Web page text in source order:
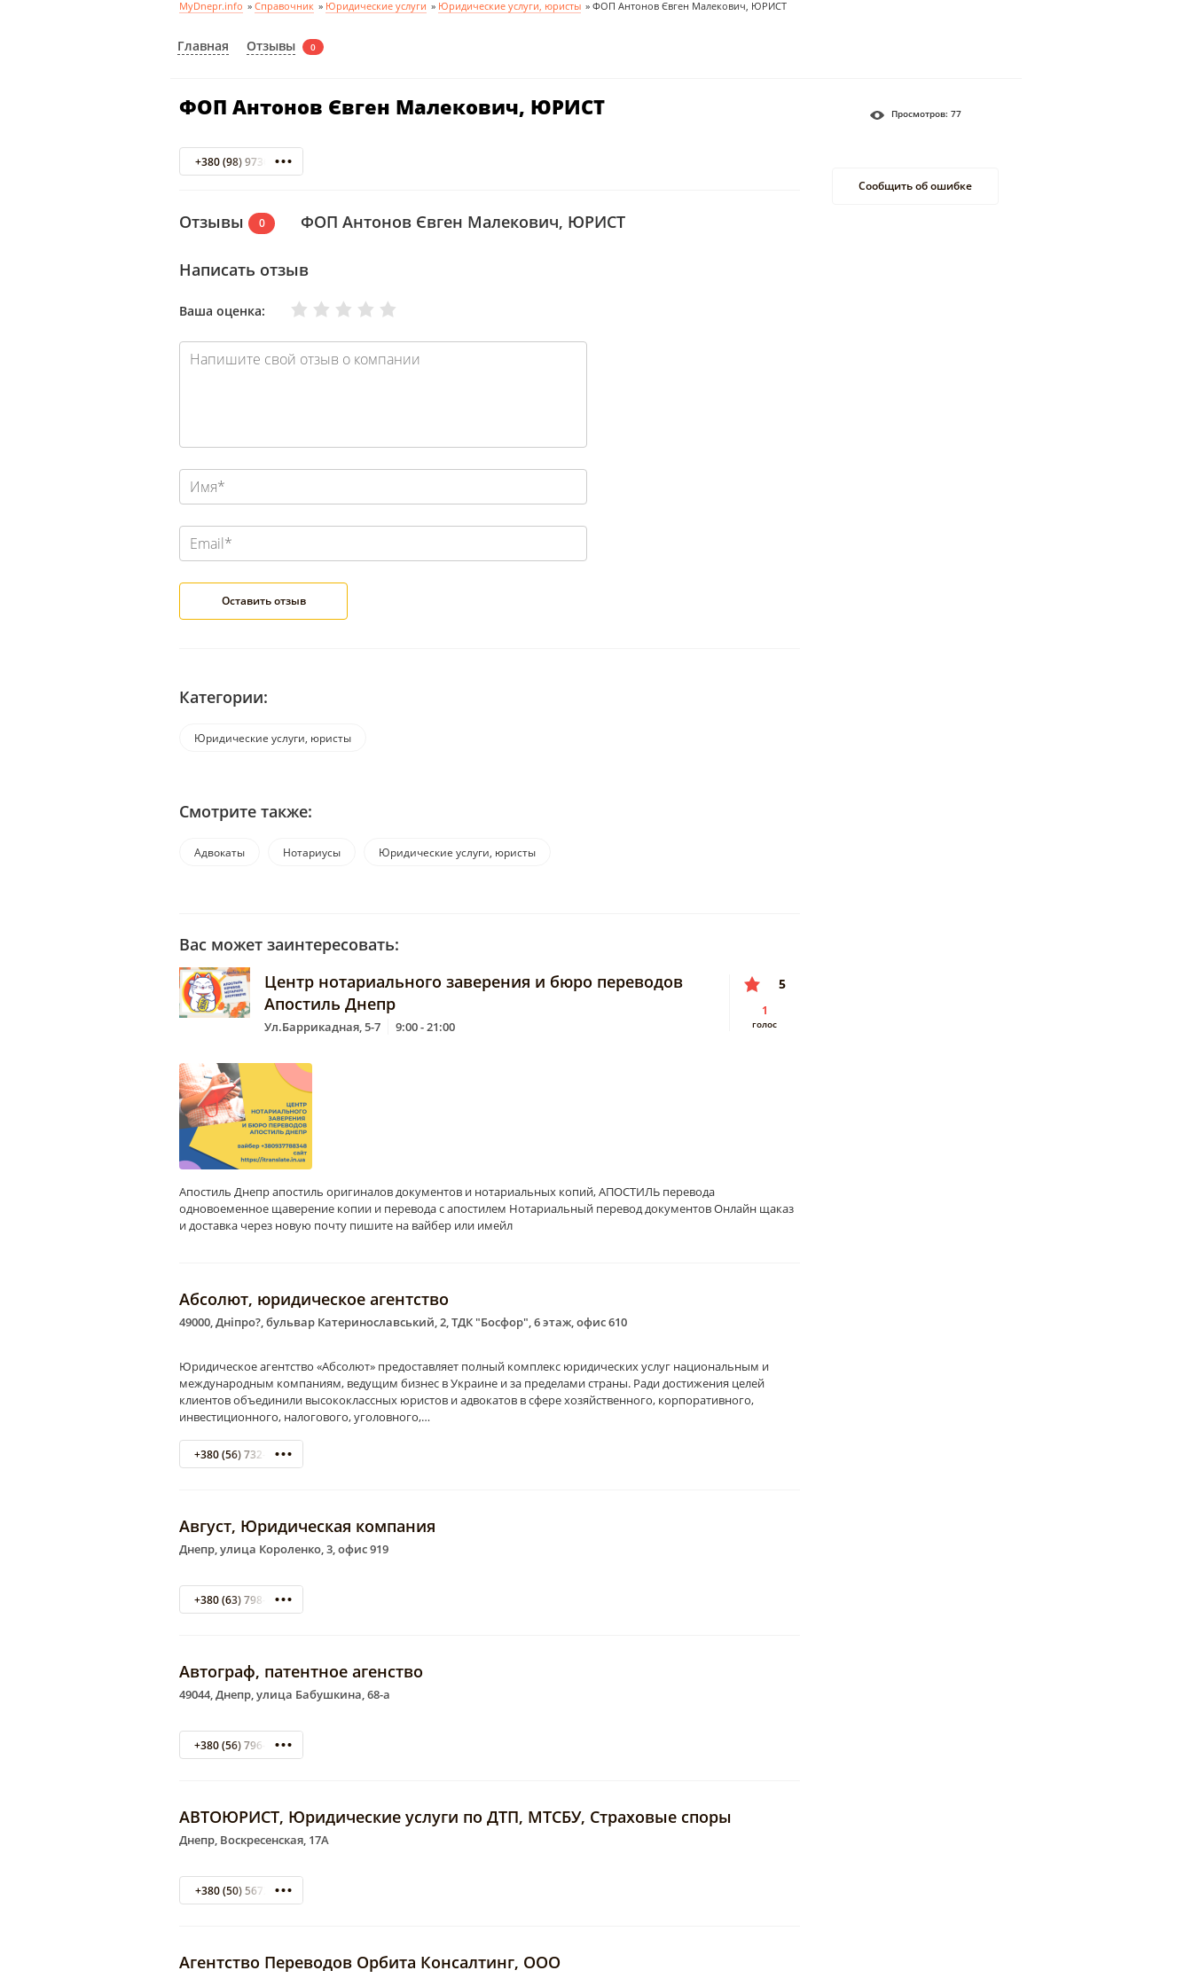
MyDnepr.info » Справочник » Юридические услуги » Юридические услуги, юристы » ФОП Антонов Євген Малекович, ЮРИСТ
Главная Отзывы 0
ФОП Антонов Євген Малекович, ЮРИСТ
+380 (98) 9736067
Отзывы 0 ФОП Антонов Євген Малекович, ЮРИСТ
Написать отзыв
Ваша оценка: Отлично
Хорошо
Нормально
Плохо
Очень плохо
Категории:
Юридические услуги, юристы
Смотрите также:
Адвокаты Нотариусы Юридические услуги, юристы
Вас может заинтересовать:
Центр нотариального заверения и бюро переводов
Апостиль Днепр
Ул.Баррикадная, 5-7 9:00 - 21:00
5
1
голос
Апостиль Днепр апостиль оригиналов документов и нотариальных копий, АПОСТИЛЬ перевода
одновоеменное щаверение копии и перевода с апостилем Нотариальный перевод документов Онлайн щаказ
и доставка через новую почту пишите на вайбер или имейл
Абсолют, юридическое агентство
49000, Дніпро?, бульвар Катеринославський, 2, ТДК "Босфор", 6 этаж, офис 610
Юридическое агентство «Абсолют» предоставляет полный комплекс юридических услуг национальным и
международным компаниям, ведущим бизнес в Украине и за пределами страны. Ради достижения целей
клиентов объединили высококлассных юристов и адвокатов в сфере хозяйственного, корпоративного,
инвестиционного, налогового, уголовного,…
+380 (56) 732-38-63 раздел "Юридические услуги"
Август, Юридическая компания
Днепр, улица Короленко, 3, офис 919
+380 (63) 798-46-47 Михаил
Автограф, патентное агенство
49044, Днепр, улица Бабушкина, 68-а
+380 (56) 796-08-80
АВТОЮРИСТ, Юридические услуги по ДТП, МТСБУ, Страховые споры
Днепр, Воскресенская, 17А
+380 (50) 5672918
Агентство Переводов Орбита Консалтинг, ООО
Просмотров: 77
Сообщить об ошибке